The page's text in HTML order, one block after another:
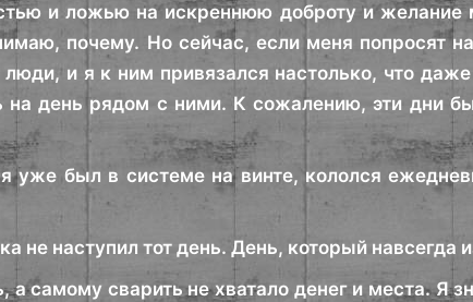
и ложью на искреннюю доброту и желание
почему. Но сейчас, если меня попросят
и я к ним привязался настолько, что
на день рядом с ними. К сожалению, эти дни
уже был в системе на винте, кололся
не наступил тот день. День, который навсегда
а самому сварить не хватало денег и места. Я